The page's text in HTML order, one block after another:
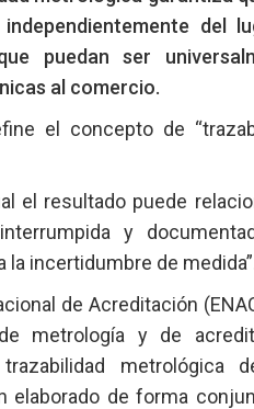
del
puedan ser
al comercio.
el concepto de
el resultado puede
y
incertidumbre de
de Acreditación
metrología y de
metrológica
elaborado de forma